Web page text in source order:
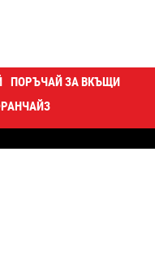
ПОРЪЧАЙ ЗА ВКЪЩИ